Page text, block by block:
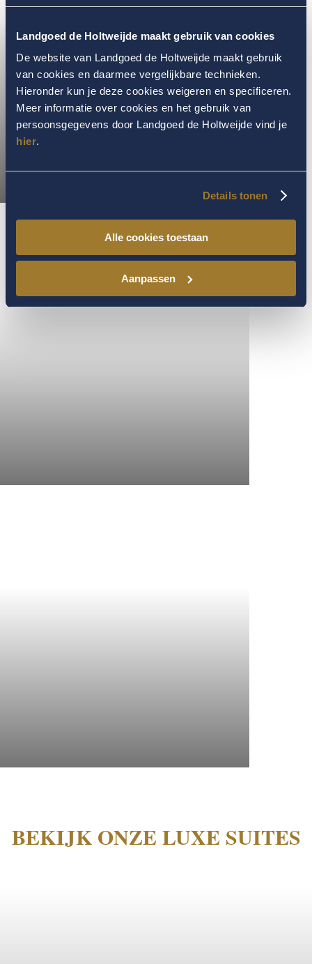
Landgoed de Holtweijde maakt gebruik van cookies
De website van Landgoed de Holtweijde maakt gebruik
van cookies en daarmee vergelijkbare technieken.
Hieronder kun je deze cookies weigeren en specificeren.
Meer informatie over cookies en het gebruik van
persoonsgegevens door Landgoed de Holtweijde vind je
hier.
Details tonen
Alle cookies toestaan
Aanpassen
BEKIJK ONZE LUXE SUITES